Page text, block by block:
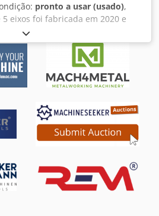
pronto a usar (usado),
5 eixos foi fabricada em 2020 e
Possui um sistema de
ELBARON e inclui pinças
Os extras incluem paletes de
e pacotes de rodas de lixa.
de comprar esta TGT V2
Sistema de extração de névoa de
para robôs / Pinças para
até 20 mm / Fuso
de discos de lixa e respectivos
• Tempo de
• Máquina em perfeitas
original disponível,